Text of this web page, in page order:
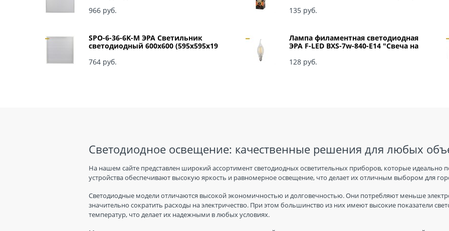
966 руб.
SPO-6-36-6K-M ЭРА Светильник
светодиодный 600х600 (595x595x19
Матовый Б0039318
764 руб.
135 руб.
Лампа филаментная светодиодная
ЭРА F-LED BXS-7w-840-E14 "Свеча на
128 руб.
Светодиодное освещение: качественные решения для любых
На нашем сайте представлен широкий ассортимент светодиодных осветительных приборов, которые идеально
устройства обеспечивают высокую яркость и равномерное освещение, что делает их отличным выбором для
Светодиодные модели отличаются высокой экономичностью и долговечностью. Они потребляют меньше
значительно сократить расходы на электричество. При этом большинство из них имеют высокие показатели
температур, что делает их надежными в любых условиях.